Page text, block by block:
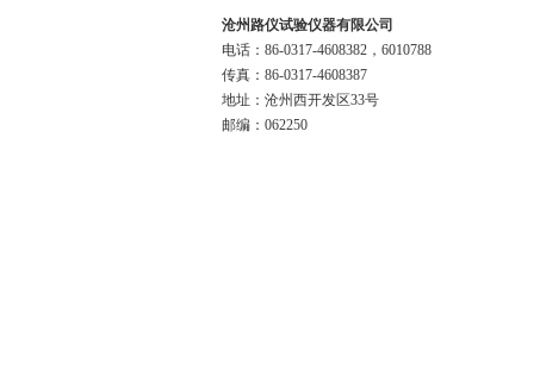
沧州路仪试验仪器有限公司
电话：86-0317-4608382，6010788
传真：86-0317-4608387
地址：沧州西开发区33号
邮编：062250